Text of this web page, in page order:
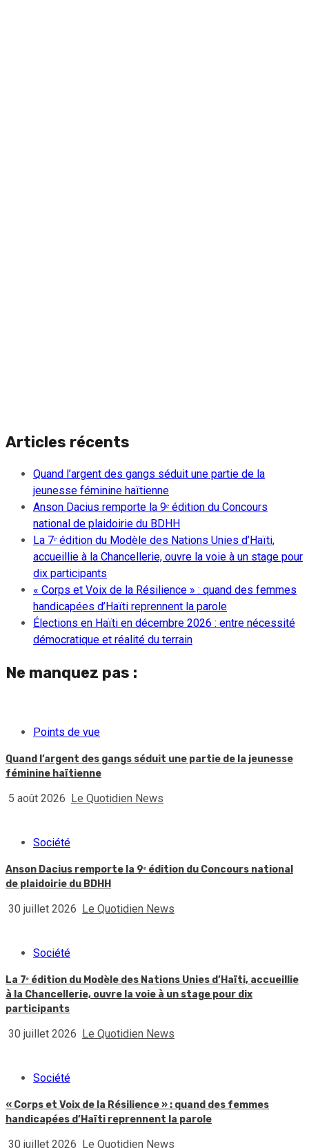
Articles récents
Quand l’argent des gangs séduit une partie de la
jeunesse féminine haïtienne
Anson Dacius remporte la 9ᵉ édition du Concours
national de plaidoirie du BDHH
La 7ᵉ édition du Modèle des Nations Unies d’Haïti,
accueillie à la Chancellerie, ouvre la voie à un stage pour
dix participants
« Corps et Voix de la Résilience » : quand des femmes
handicapées d’Haïti reprennent la parole
Élections en Haïti en décembre 2026 : entre nécessité
démocratique et réalité du terrain
Ne manquez pas :
Points de vue
Quand l’argent des gangs séduit une partie de la jeunesse
féminine haïtienne
5 août 2026 Le Quotidien News
Société
Anson Dacius remporte la 9ᵉ édition du Concours national
de plaidoirie du BDHH
30 juillet 2026 Le Quotidien News
Société
La 7ᵉ édition du Modèle des Nations Unies d’Haïti, accueillie
à la Chancellerie, ouvre la voie à un stage pour dix
participants
30 juillet 2026 Le Quotidien News
Société
« Corps et Voix de la Résilience » : quand des femmes
handicapées d’Haïti reprennent la parole
30 juillet 2026 Le Quotidien News